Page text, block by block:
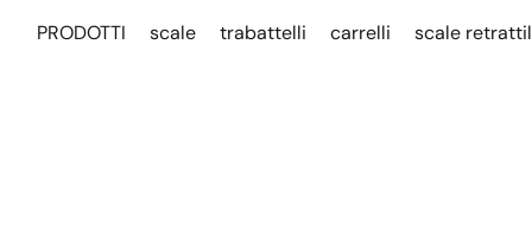
PRODOTTI scale trabattelli carrelli scale